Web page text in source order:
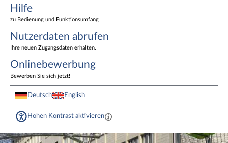
Hilfe
zu Bedienung und Funktionsumfang
Nutzerdaten abrufen
Ihre neuen Zugangsdaten erhalten.
Onlinebewerbung
Bewerben Sie sich jetzt!
Deutsch English
Hohen Kontrast aktivieren